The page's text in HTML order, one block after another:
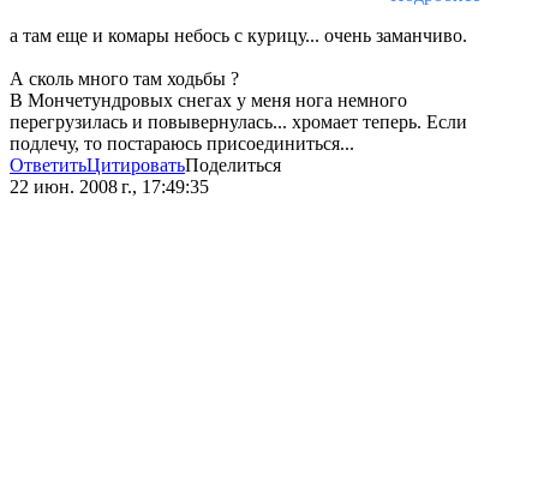
а там еще и комары небось с курицу... очень заманчиво.
А сколь много там ходьбы ?
В Мончетундровых снегах у меня нога немного
перегрузилась и повывернулась... хромает теперь. Если
подлечу, то постараюсь присоединиться...
ОтветитьЦитироватьПоделиться
22 июн. 2008 г., 17:49:35